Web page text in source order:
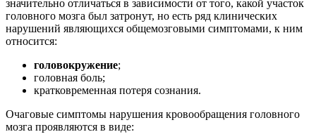
значительно отличаться в зависимости от того, какой участок
головного мозга был затронут, но есть ряд клинических
нарушений являющихся общемозговыми симптомами, к ним
относится:
головокружение;
головная боль;
кратковременная потеря сознания.
Очаговые симптомы нарушения кровообращения головного
мозга проявляются в виде: